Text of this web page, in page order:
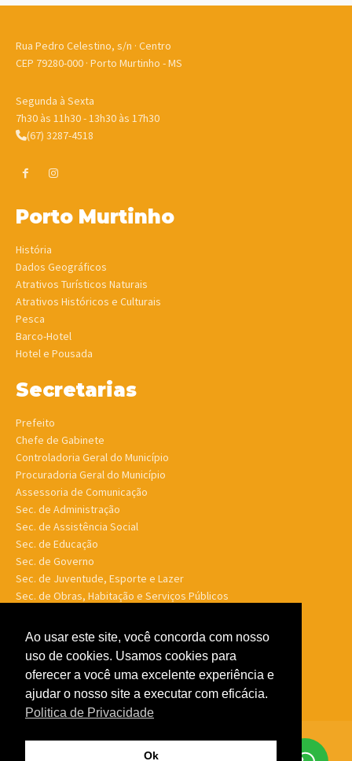
Rua Pedro Celestino, s/n · Centro
CEP 79280-000 · Porto Murtinho - MS
Segunda à Sexta
7h30 às 11h30 - 13h30 às 17h30
(67) 3287-4518
Porto Murtinho
História
Dados Geográficos
Atrativos Turísticos Naturais
Atrativos Históricos e Culturais
Pesca
Barco-Hotel
Hotel e Pousada
Secretarias
Prefeito
Chefe de Gabinete
Controladoria Geral do Município
Procuradoria Geral do Município
Assessoria de Comunicação
Sec. de Administração
Sec. de Assistência Social
Sec. de Educação
Sec. de Governo
Sec. de Juventude, Esporte e Lazer
Sec. de Obras, Habitação e Serviços Públicos
Sec. de Saúde
Sec. de Turismo
Sec. de Meio Ambiente, Desenv. Agrário, Aquicultura e Pesca
Politica de
Ao usar este site, você concorda com nosso
uso de cookies. Usamos cookies para
oferecer a você uma excelente experiência e
ajudar o nosso site a executar com eficácia.
Politica de Privacidade
Ok